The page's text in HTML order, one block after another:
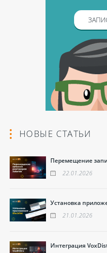
НОВЫЕ СТАТЬИ
Перемещение
22.01.2026
Установка
21.01.2026
Интеграция